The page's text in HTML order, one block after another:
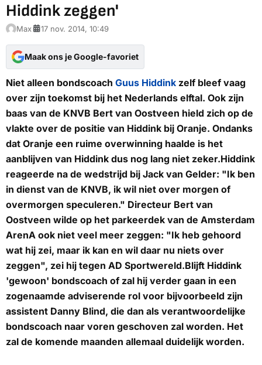
Hiddink zeggen'
Max 17 nov. 2014, 10:49
Maak ons je Google-favoriet
Niet alleen bondscoach Guus Hiddink zelf bleef vaag
over zijn toekomst bij het Nederlands elftal. Ook zijn
baas van de KNVB Bert van Oostveen hield zich op de
vlakte over de positie van Hiddink bij Oranje. Ondanks
dat Oranje een ruime overwinning haalde is het
aanblijven van Hiddink dus nog lang niet zeker.Hiddink
reageerde na de wedstrijd bij Jack van Gelder: "Ik ben
in dienst van de KNVB, ik wil niet over morgen of
overmorgen speculeren." Directeur Bert van
Oostveen wilde op het parkeerdek van de Amsterdam
ArenA ook niet veel meer zeggen: "Ik heb gehoord
wat hij zei, maar ik kan en wil daar nu niets over
zeggen", zei hij tegen AD Sportwereld.Blijft Hiddink
'gewoon' bondscoach of zal hij verder gaan in een
zogenaamde adviserende rol voor bijvoorbeeld zijn
assistent Danny Blind, die dan als verantwoordelijke
bondscoach naar voren geschoven zal worden. Het
zal de komende maanden allemaal duidelijk worden.